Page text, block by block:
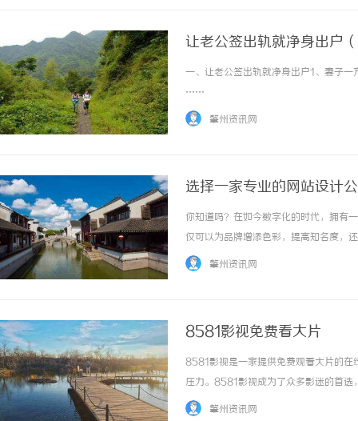
让老公签出轨就净身出户
一、让老公签出轨就净身出户1、妻子
……
肇州资讯网
选择一家专业的网站设计
你知道吗？在如今数字化的时代，拥有
仅可以为品牌增添色彩，提高知名度，
关键。如何选择一家专业的网站设计公
肇州资讯网
8581影视免费看大片
8581影视是一家提供免费观看大片的在
压力。8581影视成为了众多影迷的首
验而受到广大观众的喜爱。无论是国内
肇州资讯网